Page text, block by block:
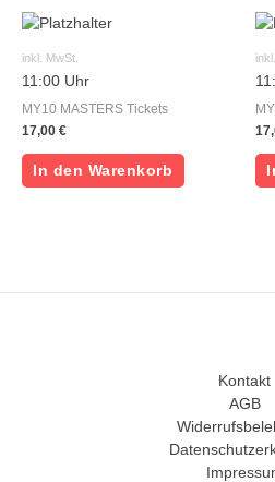
inkl. MwSt.
11:00 Uhr
MY10 MASTERS Tickets
17,00 €
In den Warenkorb
Kontakt
AGB